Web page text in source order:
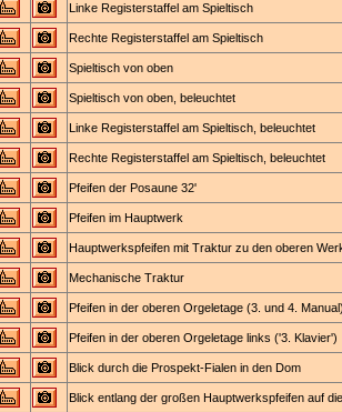
Linke Registerstaffel am Spieltisch
Rechte Registerstaffel am Spieltisch
Spieltisch von oben
Spieltisch von oben, beleuchtet
Linke Registerstaffel am Spieltisch, beleuchtet
Rechte Registerstaffel am Spieltisch, beleuchtet
Pfeifen der Posaune 32'
Pfeifen im Hauptwerk
Hauptwerkspfeifen mit Traktur zu den oberen
Mechanische Traktur
Pfeifen in der oberen Orgeletage (3. und 4. Manual)
Pfeifen in der oberen Orgeletage links ('3. Klavier')
Blick durch die Prospekt-Fialen in den Dom
Blick entlang der großen Hauptwerkspfeifen auf